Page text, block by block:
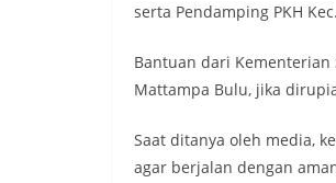
serta Pendamping PKH
Bantuan dari Kementerian
Mattampa Bulu, jika
Saat ditanya oleh media,
agar berjalan dengan